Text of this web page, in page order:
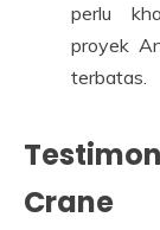
perlu
proyek
terbatas.
Crane